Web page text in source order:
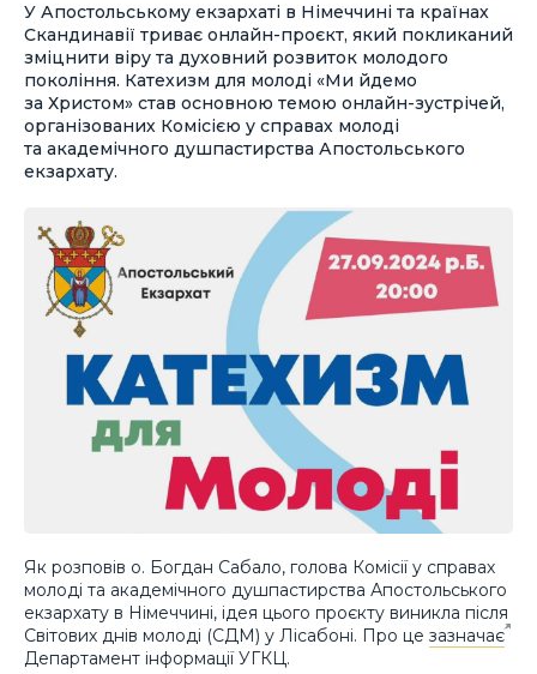
У Апостольському екзархаті в Німеччині та країнах
Скандинавії триває онлайн-проєкт, який покликаний
зміцнити віру та духовний розвиток молодого
покоління. Катехизм для молоді «Ми йдемо
за Христом» став основною темою онлайн-зустрічей,
організованих Комісією у справах молоді
та академічного душпастирства Апостольського
екзархату.
Як розповів о. Богдан Сабало, голова Комісії у справах
молоді та академічного душпастирства Апостольського
екзархату в Німеччині, ідея цього проєкту виникла після
Світових днів молоді (СДМ) у Лісабоні. Про це зазначає
Департамент інформації УГКЦ.